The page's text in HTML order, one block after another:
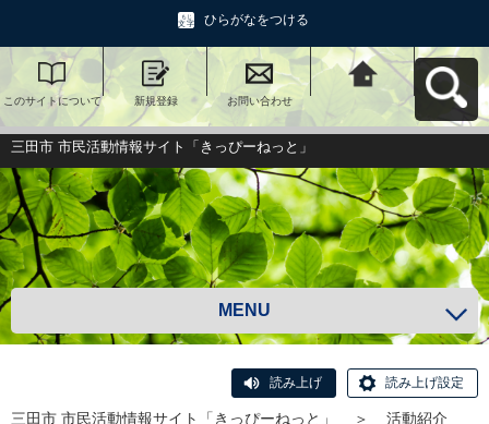
ひらがなをつける
このサイトについて 新規登録 お問い合わせ
三田市 市民活動情報
サイト「きっぴーね
っと」へ戻る
三田市 市民活動情報サイト「きっぴーねっと」
MENU
読み上げ 読み上げ設定
三田市 市民活動情報サイト「きっぴーねっと」 ＞
活動紹介